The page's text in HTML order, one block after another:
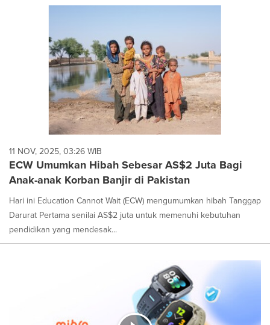
11 NOV, 2025, 03:26 WIB
ECW Umumkan Hibah Sebesar AS$2 Juta Bagi
Anak-anak Korban Banjir di Pakistan
Hari ini Education Cannot Wait (ECW) mengumumkan hibah Tanggap
Darurat Pertama senilai AS$2 juta untuk memenuhi kebutuhan
pendidikan yang mendesak...